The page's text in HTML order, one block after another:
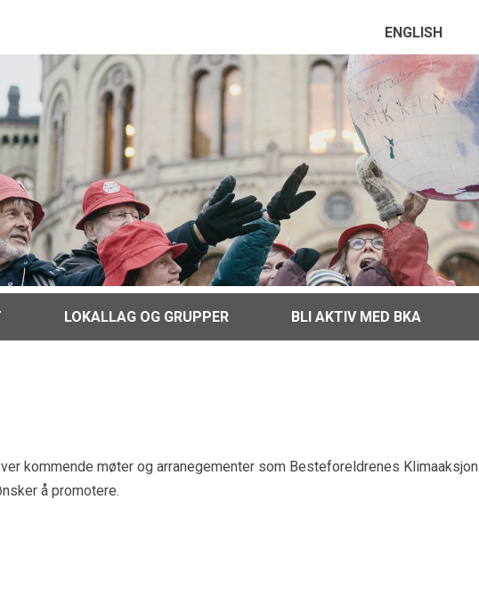
ENGLISH
LOKALLAG OG GRUPPER BLI AKTIV MED BKA
kommende møter og arranegementer som Besteforeldrenes Klimaaksjon
å promotere.